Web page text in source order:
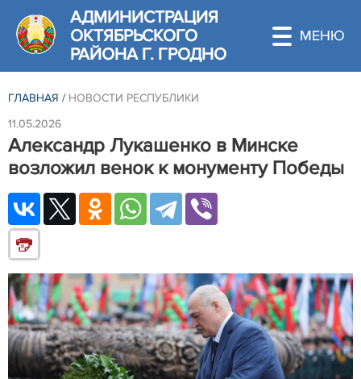
АДМИНИСТРАЦИЯ
ОКТЯБРЬСКОГО
РАЙОНА Г. ГРОДНО
ГЛАВНАЯ / НОВОСТИ РЕСПУБЛИКИ
11.05.2026
Александр Лукашенко в Минске
возложил венок к монументу Победы